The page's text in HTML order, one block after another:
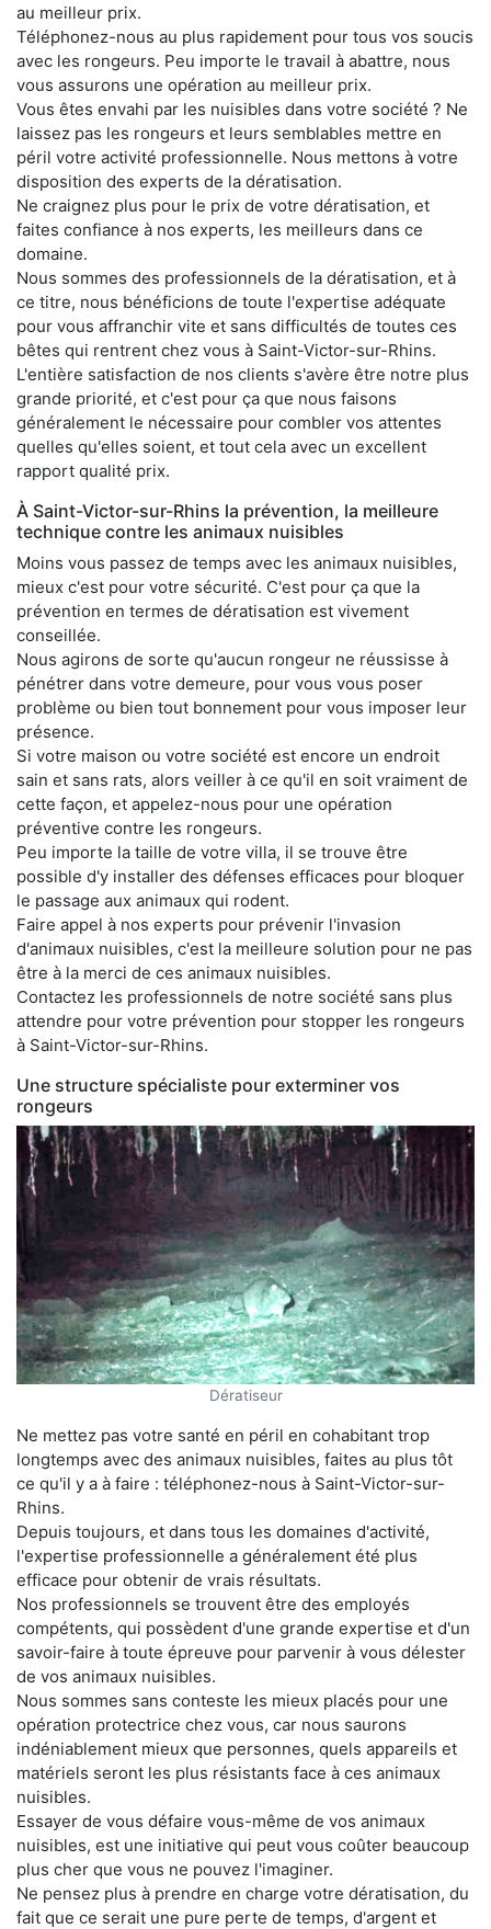
au meilleur prix.
Téléphonez-nous au plus rapidement pour tous vos soucis
avec les rongeurs. Peu importe le travail à abattre, nous
vous assurons une opération au meilleur prix.
Vous êtes envahi par les nuisibles dans votre société ? Ne
laissez pas les rongeurs et leurs semblables mettre en
péril votre activité professionnelle. Nous mettons à votre
disposition des experts de la dératisation.
Ne craignez plus pour le prix de votre dératisation, et
faites confiance à nos experts, les meilleurs dans ce
domaine.
Nous sommes des professionnels de la dératisation, et à
ce titre, nous bénéficions de toute l'expertise adéquate
pour vous affranchir vite et sans difficultés de toutes ces
bêtes qui rentrent chez vous à Saint-Victor-sur-Rhins.
L'entière satisfaction de nos clients s'avère être notre plus
grande priorité, et c'est pour ça que nous faisons
généralement le nécessaire pour combler vos attentes
quelles qu'elles soient, et tout cela avec un excellent
rapport qualité prix.
À Saint-Victor-sur-Rhins la prévention, la meilleure
technique contre les animaux nuisibles
Moins vous passez de temps avec les animaux nuisibles,
mieux c'est pour votre sécurité. C'est pour ça que la
prévention en termes de dératisation est vivement
conseillée.
Nous agirons de sorte qu'aucun rongeur ne réussisse à
pénétrer dans votre demeure, pour vous vous poser
problème ou bien tout bonnement pour vous imposer leur
présence.
Si votre maison ou votre société est encore un endroit
sain et sans rats, alors veiller à ce qu'il en soit vraiment de
cette façon, et appelez-nous pour une opération
préventive contre les rongeurs.
Peu importe la taille de votre villa, il se trouve être
possible d'y installer des défenses efficaces pour bloquer
le passage aux animaux qui rodent.
Faire appel à nos experts pour prévenir l'invasion
d'animaux nuisibles, c'est la meilleure solution pour ne pas
être à la merci de ces animaux nuisibles.
Contactez les professionnels de notre société sans plus
attendre pour votre prévention pour stopper les rongeurs
à Saint-Victor-sur-Rhins.
Une structure spécialiste pour exterminer vos
rongeurs
Dératiseur
Ne mettez pas votre santé en péril en cohabitant trop
longtemps avec des animaux nuisibles, faites au plus tôt
ce qu'il y a à faire : téléphonez-nous à Saint-Victor-sur-
Rhins.
Depuis toujours, et dans tous les domaines d'activité,
l'expertise professionnelle a généralement été plus
efficace pour obtenir de vrais résultats.
Nos professionnels se trouvent être des employés
compétents, qui possèdent d'une grande expertise et d'un
savoir-faire à toute épreuve pour parvenir à vous délester
de vos animaux nuisibles.
Nous sommes sans conteste les mieux placés pour une
opération protectrice chez vous, car nous saurons
indéniablement mieux que personnes, quels appareils et
matériels seront les plus résistants face à ces animaux
nuisibles.
Essayer de vous défaire vous-même de vos animaux
nuisibles, est une initiative qui peut vous coûter beaucoup
plus cher que vous ne pouvez l'imaginer.
Ne pensez plus à prendre en charge votre dératisation, du
fait que ce serait une pure perte de temps, d'argent et